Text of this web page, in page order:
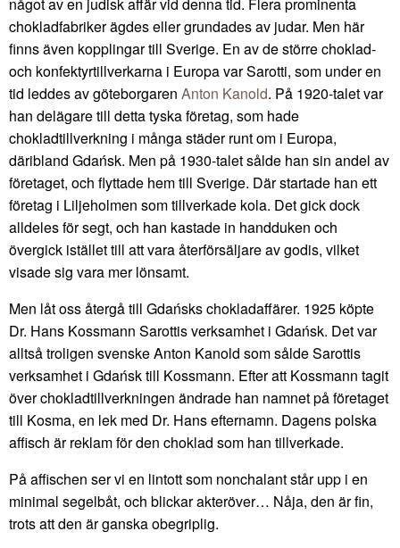
chokladfabriker ägdes eller grundades av judar. Men här
finns även kopplingar till Sverige. En av de större choklad-
och konfektyrtillverkarna i Europa var Sarotti, som under en
tid leddes av göteborgaren Anton Kanold. På 1920-talet var
han delägare till detta tyska företag, som hade
chokladtillverkning i många städer runt om i Europa,
däribland Gdańsk. Men på 1930-talet sålde han sin andel av
företaget, och flyttade hem till Sverige. Där startade han ett
företag i Liljeholmen som tillverkade kola. Det gick dock
alldeles för segt, och han kastade in handduken och
övergick istället till att vara återförsäljare av godis, vilket
visade sig vara mer lönsamt.
Men låt oss återgå till Gdańsks chokladaffärer. 1925 köpte
Dr. Hans Kossmann Sarottis verksamhet i Gdańsk. Det var
alltså troligen svenske Anton Kanold som sålde Sarottis
verksamhet i Gdańsk till Kossmann. Efter att Kossmann tagit
över chokladtillverkningen ändrade han namnet på företaget
till Kosma, en lek med Dr. Hans efternamn. Dagens polska
affisch är reklam för den choklad som han tillverkade.
På affischen ser vi en lintott som nonchalant står upp i en
minimal segelbåt, och blickar akteröver… Nåja, den är fin,
trots att den är ganska obegriplig.